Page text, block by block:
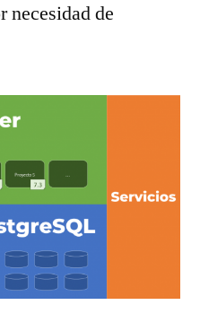
necesidad de